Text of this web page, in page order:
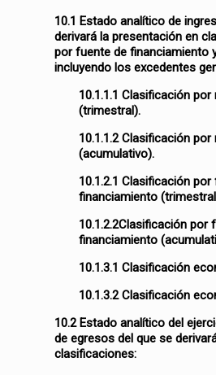
10.1 Estado analítico de
derivará la presentación en
por fuente de financiamiento
incluyendo los excedentes
10.1.1.1 Clasificación
(trimestral).
10.1.1.2 Clasificación
(acumulativo).
10.1.2.1 Clasificación
financiamiento
10.1.2.2Clasificación por
financiamiento
10.1.3.1 Clasificación
10.1.3.2 Clasificación
10.2 Estado analítico del
de egresos del que se
clasificaciones: